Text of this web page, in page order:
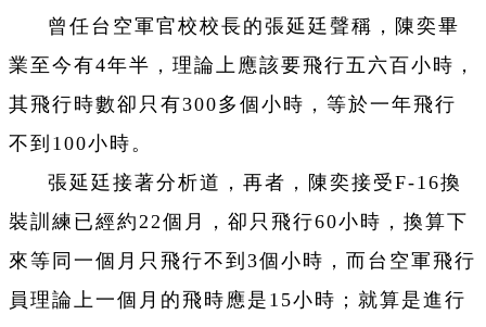
曾任台空軍官校校長的張延廷聲稱，陳奕畢
業至今有4年半，理論上應該要飛行五六百小時，
其飛行時數卻只有300多個小時，等於一年飛行
不到100小時。
張延廷接著分析道，再者，陳奕接受F-16換
裝訓練已經約22個月，卻只飛行60小時，換算下
來等同一個月只飛行不到3個小時，而台空軍飛行
員理論上一個月的飛時應是15小時；就算是進行